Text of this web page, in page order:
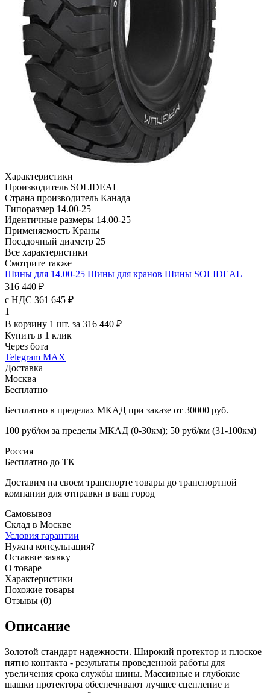
Характеристики
Производитель SOLIDEAL
Страна производитель Канада
Типоразмер 14.00-25
Идентичные размеры 14.00-25
Применяемость Краны
Посадочный диаметр 25
Все характеристики
Смотрите также
Шины для 14.00-25 Шины для кранов Шины SOLIDEAL
316 440 ₽
с НДС 361 645 ₽
1
В корзину 1 шт. за 316 440 ₽
Купить в 1 клик
Через бота
Telegram MAX
Доставка
Москва
Бесплатно
Бесплатно в пределах МКАД при заказе от 30000 руб.
100 руб/км за пределы МКАД (0-30км); 50 руб/км (31-100км)
Россия
Бесплатно до ТК
Доставим на своем транспорте товары до транспортной
компании для отправки в ваш город
Самовывоз
Склад в Москве
Условия гарантии
Нужна консультация?
Оставьте заявку
О товаре
Характеристики
Похожие товары
Отзывы (0)
Описание
Золотой стандарт надежности. Широкий протектор и плоское
пятно контакта - результаты проведенной работы для
увеличения срока службы шины. Массивные и глубокие
шашки протектора обеспечивают лучшее сцепление и